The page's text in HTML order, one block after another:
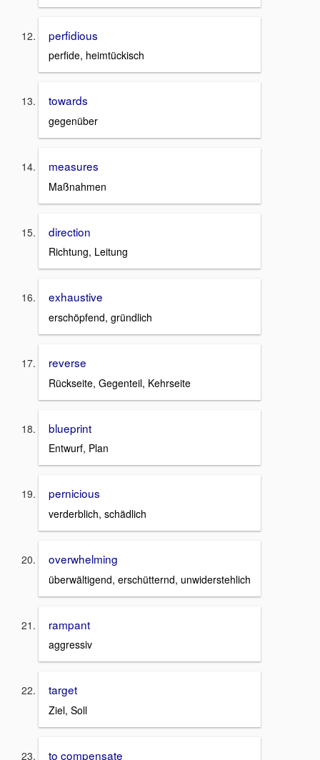
perfidious
perfide, heimtückisch
towards
gegenüber
measures
Maßnahmen
direction
Richtung, Leitung
exhaustive
erschöpfend, gründlich
reverse
Rückseite, Gegenteil, Kehrseite
blueprint
Entwurf, Plan
pernicious
verderblich, schädlich
overwhelming
überwältigend, erschütternd, unwiderstehlich
rampant
aggressiv
target
Ziel, Soll
to compensate